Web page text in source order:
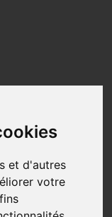
et d'autres
votre
pour générer
les applications